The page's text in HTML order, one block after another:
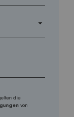
arrow_drop_down
die
von